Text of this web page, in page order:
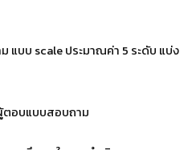
แบบ scale ประมาณค่า 5 ระดับ แบ่ง
ตอบแบบสอบถาม